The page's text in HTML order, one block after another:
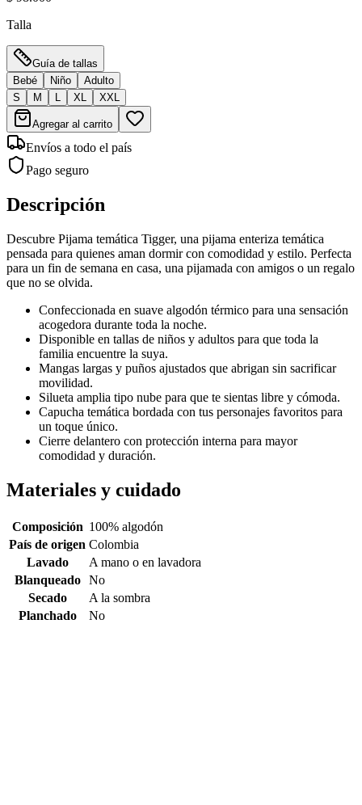
Talla
Guía de tallas
Bebé
Niño
Adulto
S
M XL XXL
Agregar al carrito
Envíos a todo el país
Pago seguro
Descripción
Descubre Pijama temática Tigger, una pijama enteriza temática
pensada para quienes aman dormir con comodidad y estilo. Perfecta
para un fin de semana en casa, una pijamada con amigos o un regalo
que no se olvida.
Confeccionada en suave algodón térmico para una sensación
acogedora durante toda la noche.
Disponible en tallas de niños y adultos para que toda la
familia encuentre la suya.
Mangas largas y puños ajustados que abrigan sin sacrificar
movilidad.
Silueta amplia tipo nube para que te sientas libre y cómoda.
Capucha temática bordada con tus personajes favoritos para
un toque único.
Cierre delantero con protección interna para mayor
comodidad y duración.
Materiales y cuidado
Composición 100% algodón
País de origen Colombia
Lavado
A mano o en lavadora
Blanqueado
No
Secado
A la sombra
Planchado
No